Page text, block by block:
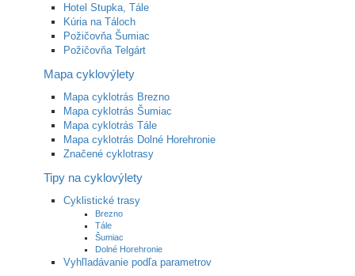
Hotel Stupka, Tále
Kúria na Táloch
Požičovňa Šumiac
Požičovňa Telgárt
Mapa cyklovýlety
Mapa cyklotrás Brezno
Mapa cyklotrás Šumiac
Mapa cyklotrás Tále
Mapa cyklotrás Dolné Horehronie
Značené cyklotrasy
Tipy na cyklovýlety
Cyklistické trasy
Brezno
Tále
Šumiac
Dolné Horehronie
Vyhľladávanie podľa parametrov